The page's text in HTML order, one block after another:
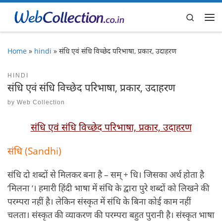
Skip to content
Search
Home » hindi » संधि एवं संधि विच्छेद परिभाषा, प्रकार, उदाहरण
HINDI
संधि एवं संधि विच्छेद परिभाषा, प्रकार, उदाहरण
by Web Collection
संधि एवं संधि विच्छेद परिभाषा, प्रकार, उदाहरण
संधि (Sandhi)
संधि दो शब्दों से मिलकर बना है – सम् + धि। जिसका अर्थ होता है
‘मिलना ‘। हमारी हिंदी भाषा में संधि के द्वारा पुरे शब्दों को लिखने की
परम्परा नहीं है। लेकिन संस्कृत में संधि के बिना कोई काम नहीं
चलता। संस्कृत की व्याकरण की परम्परा बहुत पुरानी है। संस्कृत भाषा